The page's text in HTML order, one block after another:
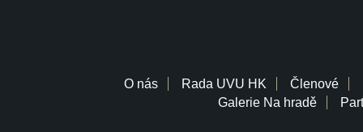
O nás Rada UVU HK Členové
Galerie Na hradě